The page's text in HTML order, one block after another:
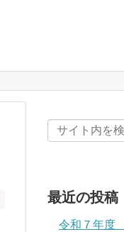
最近の投稿
令和７年度